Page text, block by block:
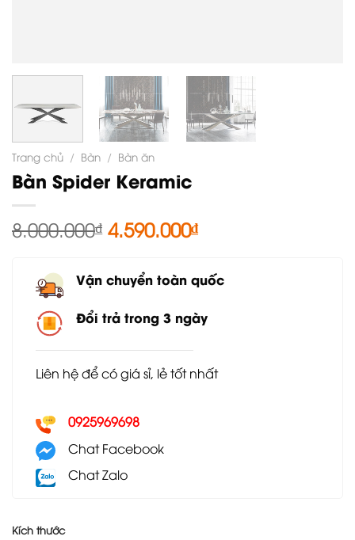
Trang chủ / Bàn / Bàn ăn
Bàn Spider Keramic
8.000.000₫ Giá
gốc
8.000.000₫.
4.590.000₫Giá
là:
Vận chuyển toàn quốc
Đổi trả trong 3 ngày
Liên hệ để có giá sỉ, lẻ tốt nhất
0925969698
Chat Facebook
Chat Zalo
Kích thước